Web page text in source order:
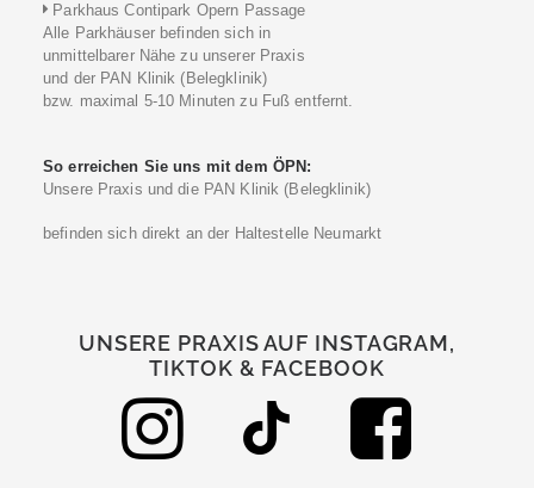
Parkhaus Contipark Opern Passage
Alle Parkhäuser befinden sich in
unmittelbarer Nähe zu unserer Praxis
und der PAN Klinik (Belegklinik)
bzw. maximal 5-10 Minuten zu Fuß entfernt.
So erreichen Sie uns mit dem ÖPN:
Unsere Praxis und die PAN Klinik (Belegklinik)
befinden sich direkt an der Haltestelle Neumarkt
UNSERE PRAXIS AUF INSTAGRAM,
TIKTOK & FACEBOOK